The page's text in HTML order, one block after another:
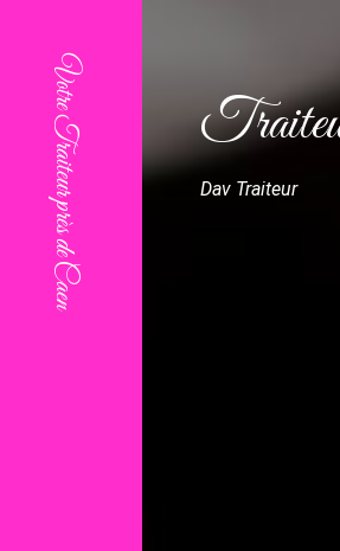
Dav Traiteur